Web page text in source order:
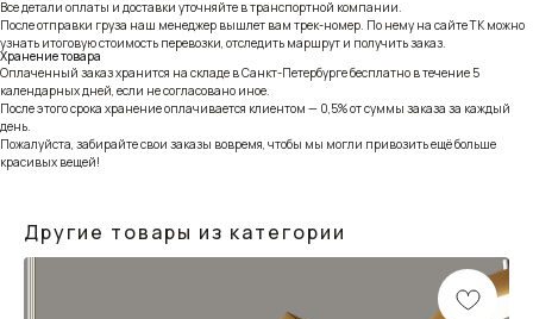
Все детали оплаты и доставки уточняйте в транспортной компании.
После отправки груза наш менеджер вышлет вам трек-номер. По нему на сайте ТК можно
узнать итоговую стоимость перевозки, отследить маршрут и получить заказ.
Хранение товара
Оплаченный заказ хранится на складе в Санкт-Петербурге бесплатно в течение 5
календарных дней, если не согласовано иное.
После этого срока хранение оплачивается клиентом — 0,5% от суммы заказа за каждый
день.
Пожалуйста, забирайте свои заказы вовремя, чтобы мы могли привозить ещё больше
красивых вещей!
Другие товары из категории